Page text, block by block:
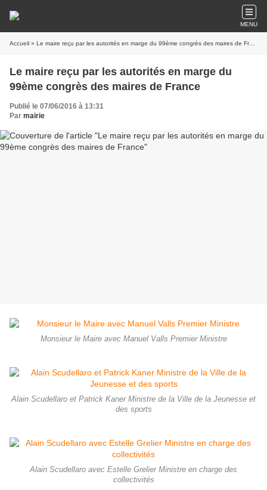
MENU
Accueil » Le maire reçu par les autorités en marge du 99ème congrès des maires de France
Le maire reçu par les autorités en marge du
99ème congrès des maires de France
Publié le 07/06/2016 à 13:31
Par mairie
Monsieur le Maire avec Manuel Valls Premier Ministre
Alain Scudellaro et Patrick Kaner Ministre de la Ville de la Jeunesse et
des sports
Alain Scudellaro avec Estelle Grelier Ministre en charge des
collectivités